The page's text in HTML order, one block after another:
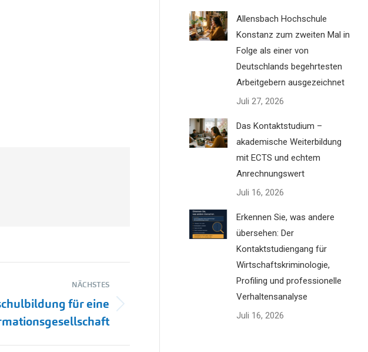
NÄCHSTES
für eine
Allensbach Hochschule
Konstanz zum zweiten Mal in
Folge als einer von
Deutschlands begehrtesten
Arbeitgebern ausgezeichnet
Juli 27, 2026
Das Kontaktstudium –
akademische Weiterbildung
mit ECTS und echtem
Anrechnungswert
Juli 16, 2026
Erkennen Sie, was andere
übersehen: Der
Kontaktstudiengang für
Wirtschaftskriminologie,
Profiling und professionelle
Verhaltensanalyse
Juli 16, 2026